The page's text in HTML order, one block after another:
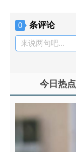
0 条评论
来说两句吧...
今日热点